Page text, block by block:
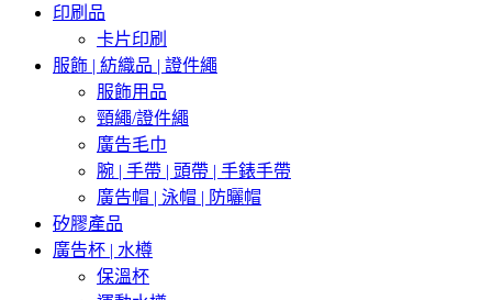
印刷品
卡片印刷
服飾 | 紡織品 | 證件繩
服飾用品
頸繩/證件繩
廣告毛巾
腕 | 手帶 | 頭帶 | 手錶手帶
廣告帽 | 泳帽 | 防曬帽
矽膠產品
廣告杯 | 水樽
保溫杯